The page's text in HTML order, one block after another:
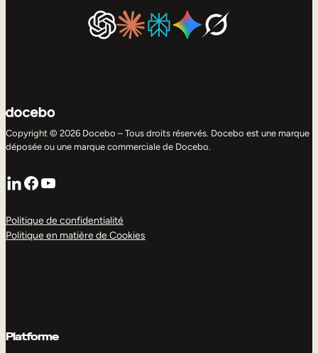
Copyright © 2026 Docebo – Tous droits réservés. Docebo est une marque
déposée ou une marque commerciale de Docebo.
LinkedIn
Facebook
YouTube
Politique de confidentialité
Politique en matière de Cookies
Platforme